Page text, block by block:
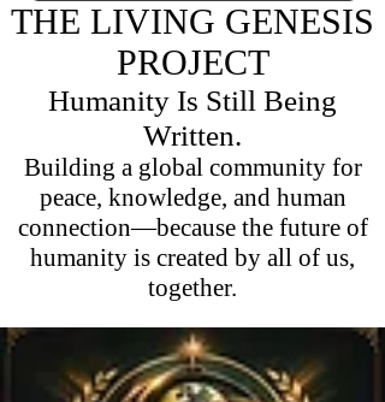
THE LIVING GENESIS
PROJECT
Humanity Is Still Being
Written.
Building a global community for
peace, knowledge, and human
connection—because the future of
humanity is created by all of us,
together.